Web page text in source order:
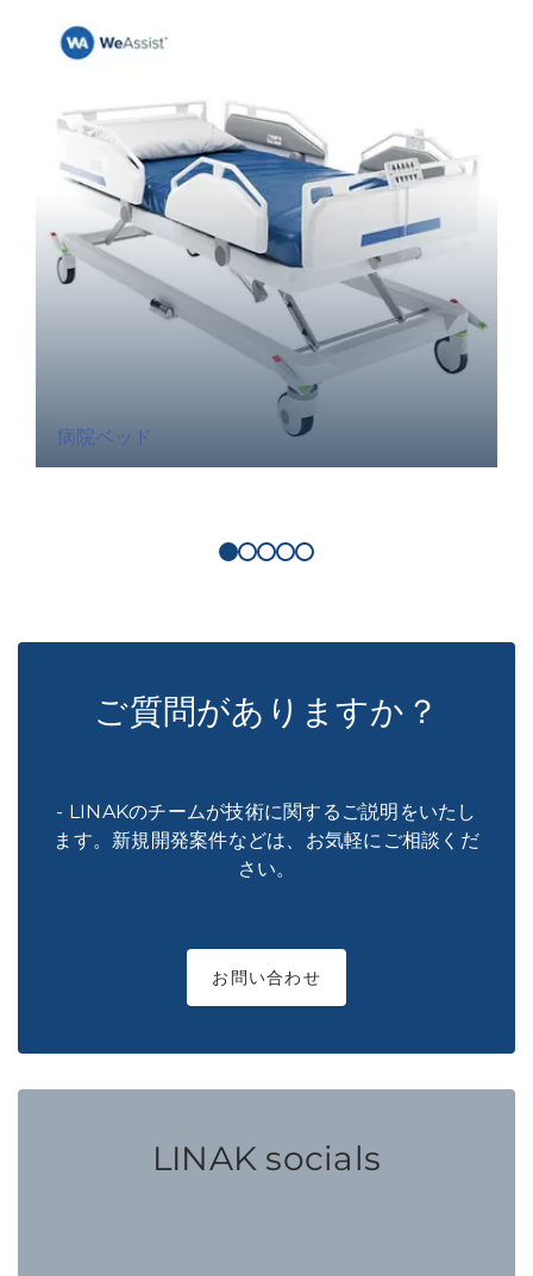
病院ベッド
ご質問がありますか？
- LINAKのチームが技術に関するご説明をいたし
ます。新規開発案件などは、お気軽にご相談くだ
さい。
お問い合わせ
LINAK socials